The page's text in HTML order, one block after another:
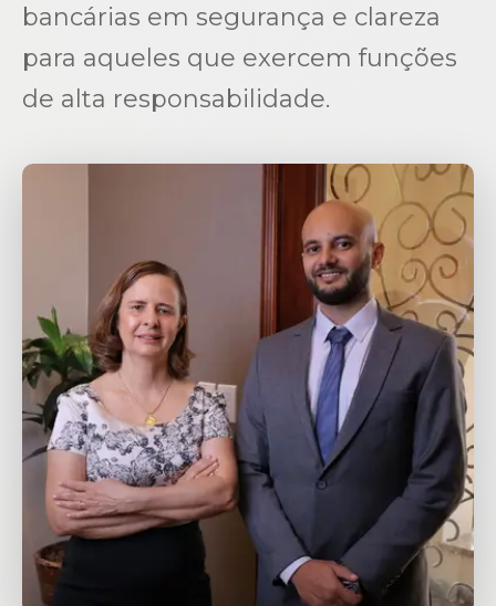
bancárias em segurança e clareza
para aqueles que exercem funções
de alta responsabilidade.